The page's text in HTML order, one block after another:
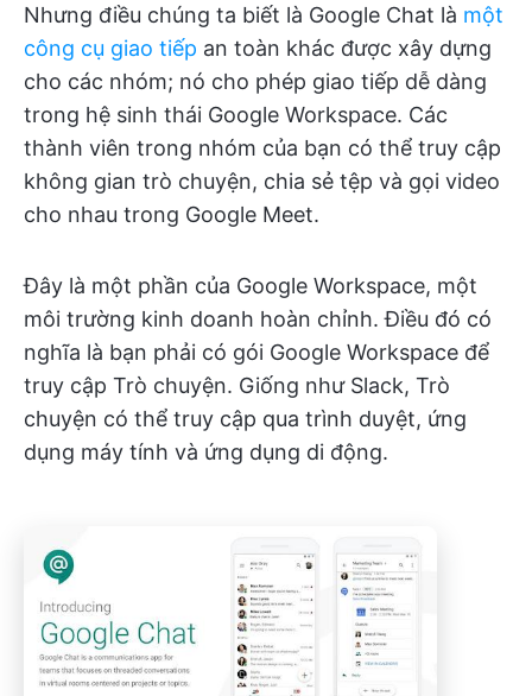
Nhưng điều chúng ta biết là Google Chat là một
công cụ giao tiếp an toàn khác được xây dựng
cho các nhóm; nó cho phép giao tiếp dễ dàng
trong hệ sinh thái Google Workspace. Các
thành viên trong nhóm của bạn có thể truy cập
không gian trò chuyện, chia sẻ tệp và gọi video
cho nhau trong Google Meet.
Đây là một phần của Google Workspace, một
môi trường kinh doanh hoàn chỉnh. Điều đó có
nghĩa là bạn phải có gói Google Workspace để
truy cập Trò chuyện. Giống như Slack, Trò
chuyện có thể truy cập qua trình duyệt, ứng
dụng máy tính và ứng dụng di động.